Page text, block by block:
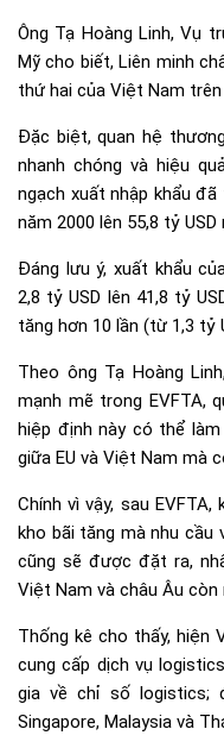
Ông Tạ Hoàng Linh, Vụ
Mỹ cho biết, Liên minh
thứ hai của Việt Nam
Đặc biệt, quan hệ
nhanh chóng và hiệu
ngạch xuất nhập khẩu
năm 2000 lên 55,8 tỷ USD
Đáng lưu ý, xuất khẩu
2,8 tỷ USD lên 41,8 tỷ
tăng hơn 10 lần (từ 1,3 tỷ
Theo ông Tạ Hoàng
mạnh mẽ trong EVFTA,
hiệp định này có thể
giữa EU và Việt Nam mà
Chính vì vậy, sau
kho bãi tăng mà nhu cầu
cũng sẽ được đặt ra,
Việt Nam và châu Âu còn
Thống kê cho thấy, hiện
cung cấp dịch vụ
gia về chỉ số logistics;
Singapore, Malaysia và